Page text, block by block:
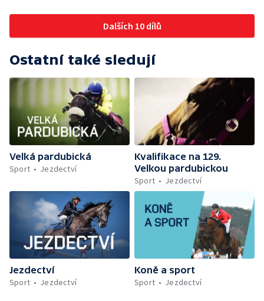
Dalších 10 dílů
Ostatní také sledují
Velká pardubická
Sport
Jezdectví
Kvalifikace na 129.
Velkou pardubickou
Sport
Jezdectví
Jezdectví
Sport
Jezdectví
Koně a sport
Sport
Jezdectví